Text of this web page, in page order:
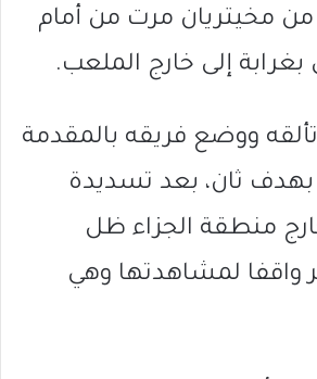
مخيتريان مرت من أمام
بغرابة إلى خارج الملعب.
ووضع فريقه بالمقدمة
في الدقيقة 63 بهدف ثان، بعد تسديدة
منطقة الجزاء ظل
واقفا لمشاهدتها وهي